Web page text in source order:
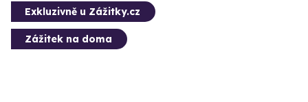
Exkluzivně u Zážitky.cz
Zážitek na doma